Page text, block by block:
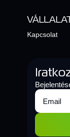
VÁLLALAT
Kapcsolat